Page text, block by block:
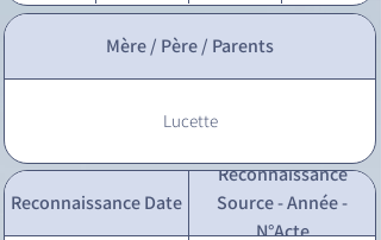
Mère / Père / Parents
Lucette
Reconnaissance Date
Reconnaissance
Source - Année -
N°Acte